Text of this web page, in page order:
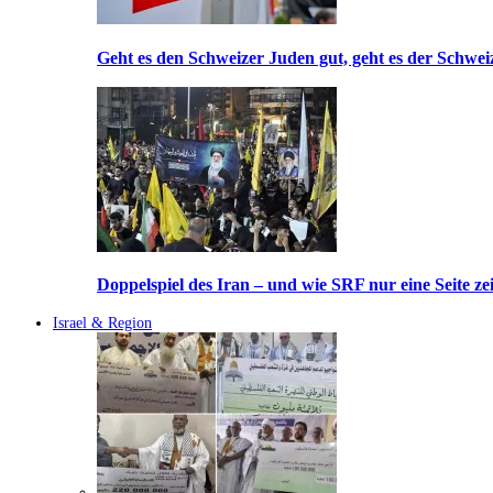
Geht es den Schweizer Juden gut, geht es der
Doppelspiel des Iran – und wie SRF nur eine Seite
Israel & Region